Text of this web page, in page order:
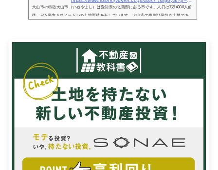
犬山市の特徴犬山市（いぬやまし）は愛知県の北西部にある市です。人口は7万4000人前
後、74.9平方キロメートルの土地面積を有しています。犬山市の西側は平坦な土地であ